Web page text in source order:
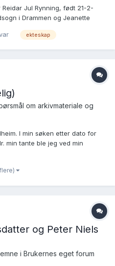
Jul Rynning, født 21-2-
i Drammen og Jeanette
en annonse om sølvbryllupp
ekteskap
om arkivmateriale og
I min søken etter dato for
min tante ble jeg ved min
for 1975 var sendt til dere.
til Fo...
og Peter Niels
i Brukernes eget forum